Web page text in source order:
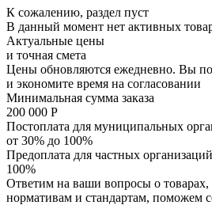
К сожалению, раздел пуст
В данный момент нет активных
Актуальные цены
и точная смета
Цены обновляются ежедневно. Вы
и экономите время на согласовании
Минимальная сумма заказа
200 000 Р
Постоплата для муниципальных
от 30% до 100%
Предоплата для частных организаций
100%
Ответим на ваши вопросы о товарах,
нормативам и стандартам, поможем